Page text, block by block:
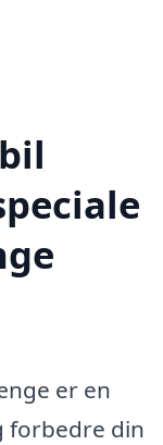
er en
forbedre din